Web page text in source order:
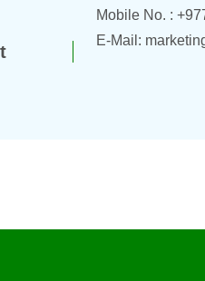
Mobile No. :
E-Mail: